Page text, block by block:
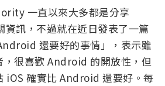
一直以來大多都是分享
訊，不過就在近日發表了一篇
還要好的事情」，表示雖
，很喜歡 Android 的開放性，但
iOS 確實比 Android 還要好。每